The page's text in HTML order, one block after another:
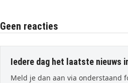
Geen reacties
Iedere dag het laatste nieuws
Meld je dan aan via onderstaand